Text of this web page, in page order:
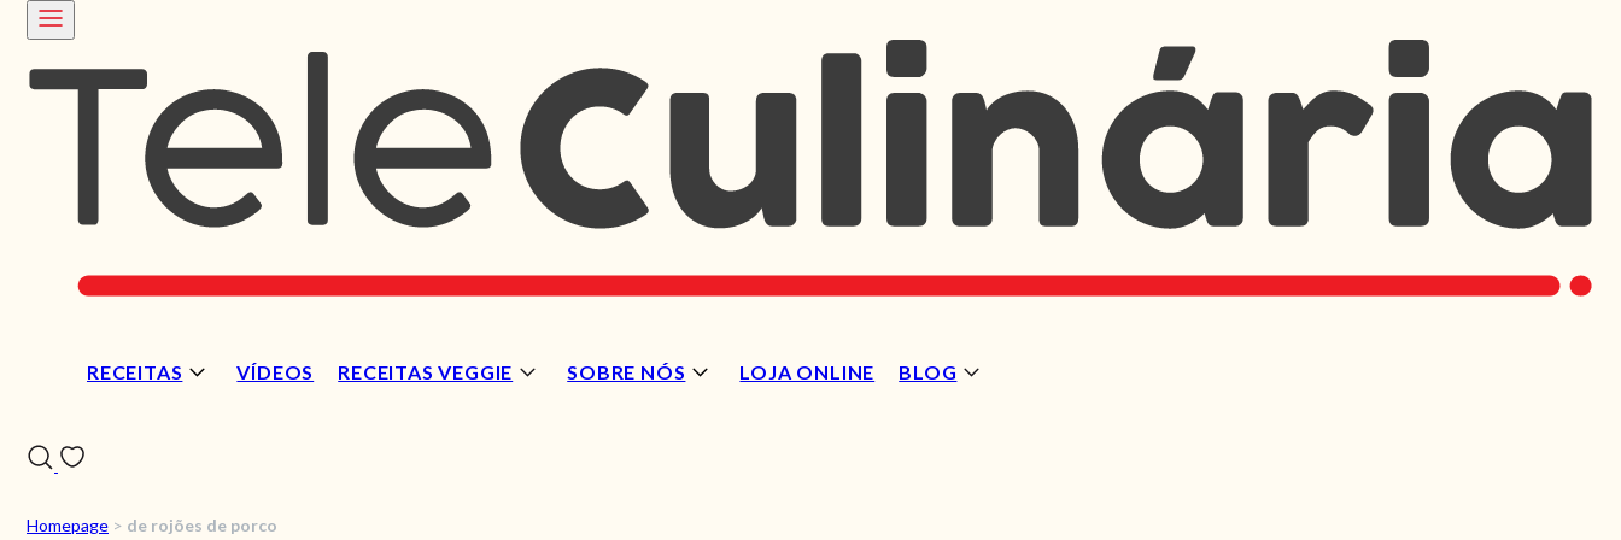
RECEITAS VÍDEOS RECEITAS VEGGIE SOBRE NÓS LOJA ONLINE BLOG
Homepage > de rojões de porco